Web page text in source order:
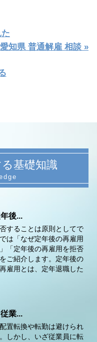
愛知県 普通解雇 相談 »
基礎知識
後...
することは原則としてで
は「なぜ定年後の再雇用
「定年後の再雇用を拒否
ご紹介します。定年後の
雇用とは、定年退職した
業...
置転換や転勤は避けられ
しかし、いざ従業員に転